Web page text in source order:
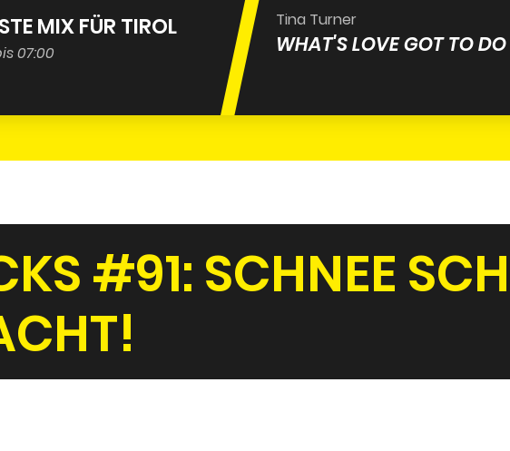
MIX FÜR TIROL
07:00
Tina Turner
WHAT'S LOVE GOT TO
#91: SCHNEE